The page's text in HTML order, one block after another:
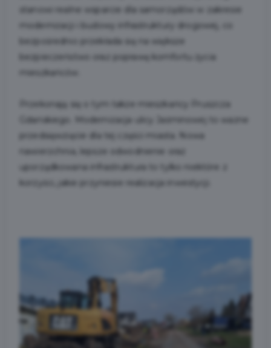
stanowi realne wsparcie dla samorządów w zakresie
modernizacji i budowy infrastruktury drogowej, co
bezpośrednio przekłada się na większe
bezpieczeństwo oraz poprawę komfortu życia
mieszkańców.
Przekonają się o tym także mieszkańcy Pruszcza
Gdańskiego. Modernizacja ulicy Jaśminowej to ważne
przedsięwzięcie dla tej części miasta. Nowa
nawierzchnia, lepsze odwodnienie oraz
uporządkowana infrastruktura to tylko niektóre z
korzyści, jakie przyniesie realizacja inwestycji.